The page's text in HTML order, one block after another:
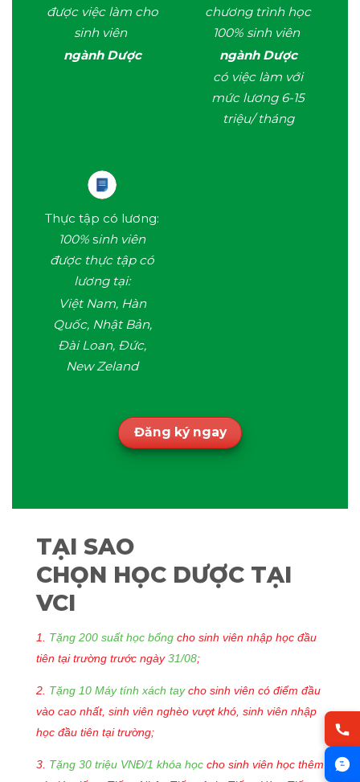
được việc làm cho
sinh viên
ngành Dược
chương trình học
100% sinh viên
ngành Dược
có việc làm với
mức lương 6-15
triệu/ tháng
Thực tập có lương:
100% sinh viên
được thực tập có
lương tại:
Việt Nam, Hàn
Quốc, Nhật Bản,
Đài Loan, Đức,
New Zeland
Đăng ký ngay
TẠI SAO
CHỌN HỌC DƯỢC TẠI
VCI
1. Tặng 200 suất học bổng cho sinh viên nhập học đầu
tiên tại trường trước ngày 31/08;
2. Tặng 10 Máy tính xách taycho sinh viên có điểm đầu
vào cao nhất, sinh viên nghèo vượt khó, sinh viên nhập
học đầu tiên tại trường;
3. Tặng 30 triệu VNĐ/1 khóa học cho sinh viên học thêm